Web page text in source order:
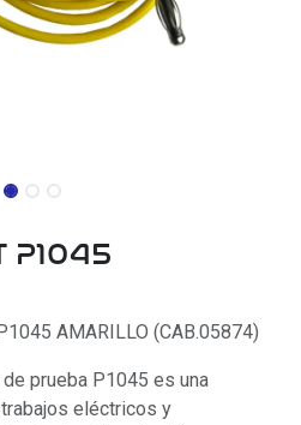
P1045
AMARILLO (CAB.05874)
prueba P1045 es una
eléctricos y